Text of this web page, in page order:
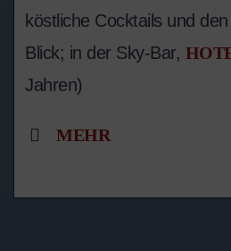
köstliche Cocktails und
Blick; in der Sky-Bar,
Jahren)
MEHR